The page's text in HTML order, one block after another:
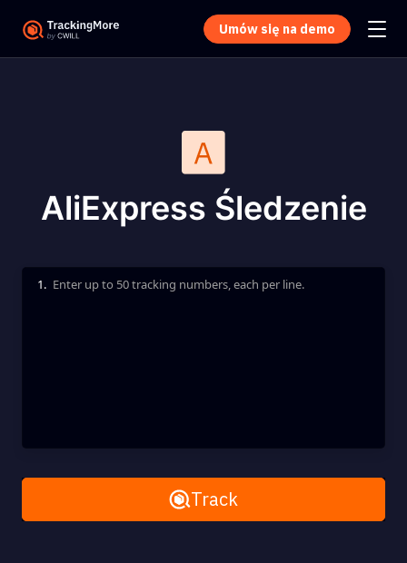
Umów się na demo
AliExpress Śledzenie
Enter up to 50 tracking numbers, each per line.
1.
Remove AllTrack